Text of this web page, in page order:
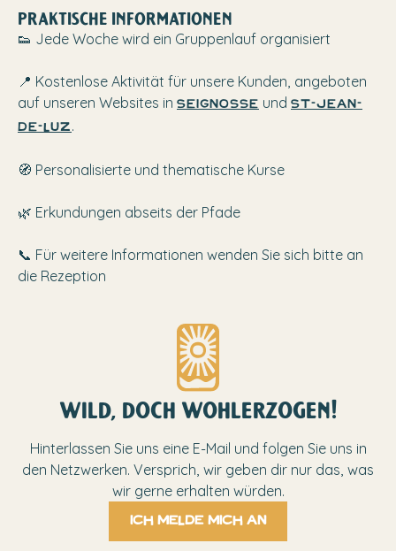
PRAKTISCHE INFORMATIONEN
👟 Jede Woche wird ein Gruppenlauf organisiert
📍 Kostenlose Aktivität für unsere Kunden, angeboten
auf unseren Websites in Seignosse und St-Jean-
de-Luz .
🧭 Personalisierte und thematische Kurse
🌿 Erkundungen abseits der Pfade
📞 Für weitere Informationen wenden Sie sich bitte an
die Rezeption
wild, doch wohlerzogen!
Hinterlassen Sie uns eine E-Mail und folgen Sie uns in
den Netzwerken. Versprich, wir geben dir nur das, was
wir gerne erhalten würden.
Ich melde mich an